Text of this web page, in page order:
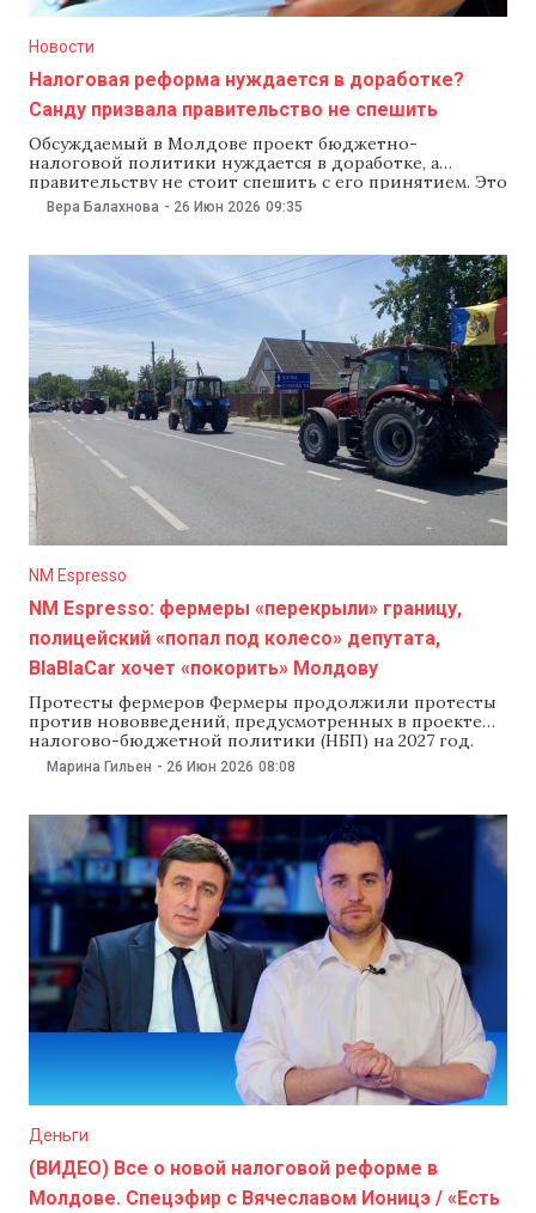
Новости
Налоговая реформа нуждается в доработке?
Санду призвала правительство не спешить
Обсуждаемый в Молдове проект бюджетно-
налоговой политики нуждается в доработке, а
правительству не стоит спешить с его принятием. Это
заявила 25 июня президент Майя Санду в эфире
передачи «În Profunzime» на ProTV Chișinău. Глава
прислушаться к критике, чтобы довести инициативу
до ума. «Налоговая реформа нужна, но,
Вера Балахнова - 26 Июн 2026 09:35
NM Espresso
NM Espresso: фермеры «перекрыли» границу,
полицейский «попал под колесо» депутата,
BlaBlaCar хочет «покорить» Молдову
Протесты фермеров Фермеры продолжили протесты
против нововведений, предусмотренных в проекте
налогово-бюджетной политики (НБП) на 2027 год.
Аграрии перекрыли подъезды к КПП Леушены и
Скуляны и потребовали встречи с Майей Санду и
Водском районе, по информации полиции, депутат
от партии «Демократия дома» Серджиу Стефанко,
управляя
Марина Гильен - 26 Июн 2026 08:08
Деньги
(ВИДЕО) Все о новой налоговой реформе в
Молдове. Спецэфир с Вячеславом Ионицэ / «Есть